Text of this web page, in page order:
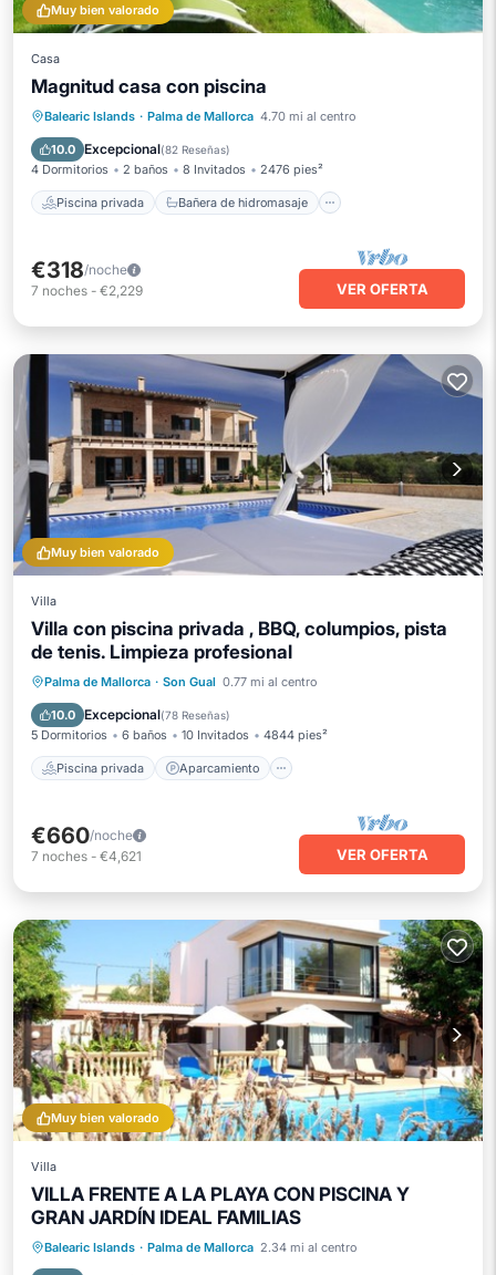
Muy bien valorado
Casa
Magnitud casa con piscina
Balearic Islands · Palma de Mallorca 4.70 mi al centro
10.0 Excepcional(82 Reseñas)
4 Dormitorios 2 baños 8 Invitados 2476 pies²
Piscina privada Bañera de hidromasaje
Piscina privada
Bañera de hidromasaje
Aparcamiento
€318/noche
7 noches - €2,229 VER OFERTA
Muy bien valorado
Villa
Villa con piscina privada , BBQ, columpios, pista
de tenis. Limpieza profesional
Palma de Mallorca · Son Gual 0.77 mi al centro
10.0 Excepcional(78 Reseñas)
5 Dormitorios 6 baños 10 Invitados 4844 pies²
Piscina privada Aparcamiento
Piscina privada
Aparcamiento
Piscina
Balcón/Terraza
€660/noche
7 noches - €4,621 VER OFERTA
Muy bien valorado
Villa
VILLA FRENTE A LA PLAYA CON PISCINA Y
GRAN JARDÍN IDEAL FAMILIAS
Balearic Islands · Palma de Mallorca 2.34 mi al centro
Piscina privada
Frente al mar